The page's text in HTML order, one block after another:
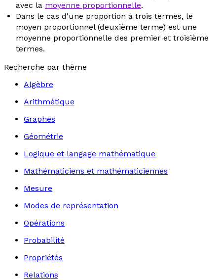
avec la moyenne proportionnelle.
Dans le cas d'une proportion à trois termes, le
moyen proportionnel (deuxième terme) est une
moyenne proportionnelle des premier et troisième
termes.
Recherche par thème
Algèbre
Arithmétique
Graphes
Géométrie
Logique et langage mathématique
Mathématiciens et mathématiciennes
Mesure
Modes de représentation
Opérations
Probabilité
Propriétés
Relations